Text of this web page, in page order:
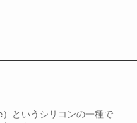
というシリコンの一種で